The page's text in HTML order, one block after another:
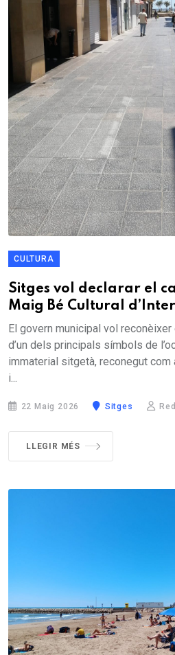
CULTURA
Sitges vol declarar el
Maig Bé Cultural
El govern municipal vol
d’un dels principals símbols de
immaterial sitgetà, reconegut com
i...
22 Maig 2026 Sitges
LLEGIR MÉS